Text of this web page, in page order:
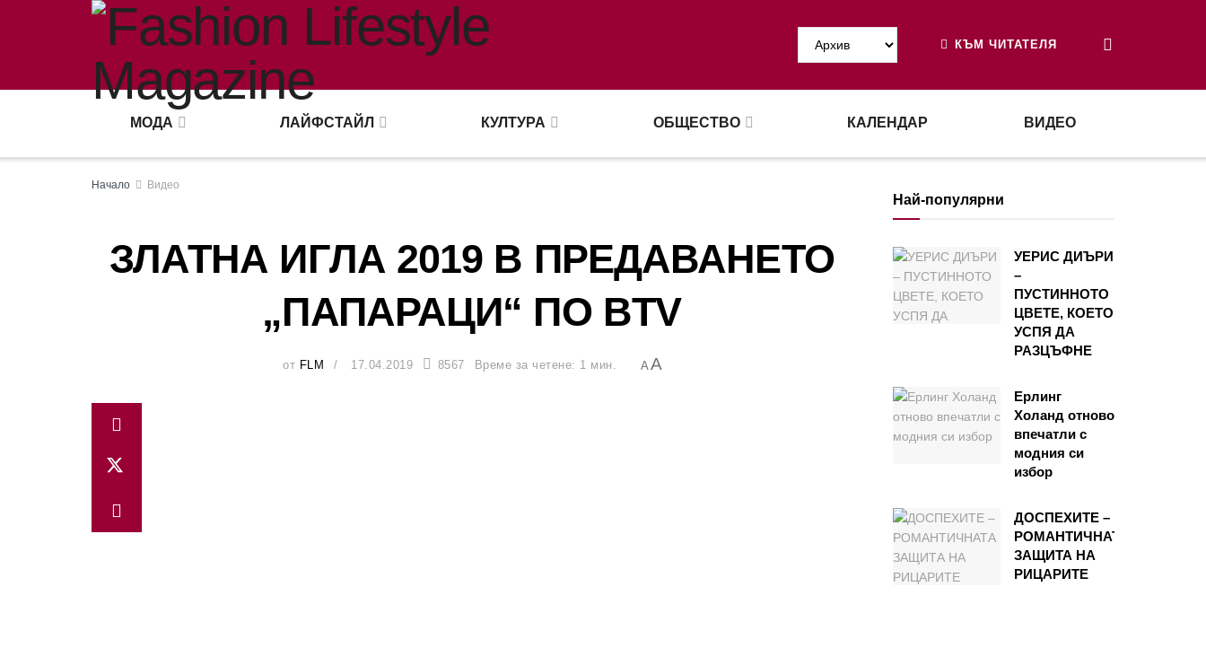
КЪМ ЧИТАТЕЛЯ
МОДА ЛАЙФСТАЙЛ КУЛТУРА ОБЩЕСТВО КАЛЕНДАР ВИДЕО
Начало Видео
ЗЛАТНА ИГЛА 2019 В ПРЕДАВАНЕТО
„ПАПАРАЦИ“ ПО BTV
от FLM 17.04.2019 8567 Време за четене: 1 мин. AA
Най-популярни
УЕРИС ДИЪРИ
–
ПУСТИННОТО
ЦВЕТЕ, КОЕТО
УСПЯ ДА
РАЗЦЪФНЕ
Ерлинг
Холанд отново
впечатли с
модния си
избор
ДОСПЕХИТЕ –
РОМАНТИЧНАТА
ЗАЩИТА НА
РИЦАРИТЕ